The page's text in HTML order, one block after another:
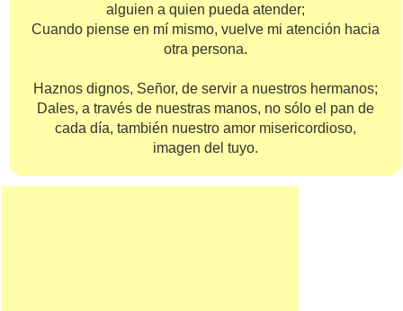
alguien a quien pueda atender;
Cuando piense en mí mismo, vuelve mi atención hacia
otra persona.
Haznos dignos, Señor, de servir a nuestros hermanos;
Dales, a través de nuestras manos, no sólo el pan de
cada día, también nuestro amor misericordioso,
imagen del tuyo.